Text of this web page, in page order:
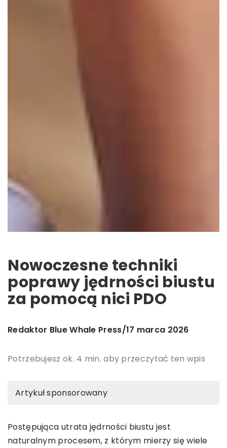
Nowoczesne techniki
poprawy jędrności biustu
za pomocą nici PDO
Redaktor Blue Whale Press/17 marca 2026
Potrzebujesz ok. 4 min. aby przeczytać ten wpis
Artykuł sponsorowany
Postępująca utrata jędrności biustu jest
naturalnym procesem, z którym mierzy się wiele